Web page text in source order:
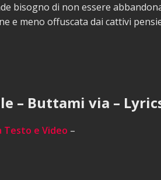
bisogno di non essere
e meno offuscata dai cattivi
– Buttami via –
Testo e Video –